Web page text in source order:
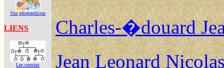
Vue géographique
LIENS
Les cousins